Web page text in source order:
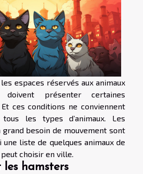
espaces réservés aux animaux
doivent présenter certaines
ces conditions ne conviennent
les types d’animaux. Les
grand besoin de mouvement sont
une liste de quelques animaux de
peut choisir en ville.
les hamsters